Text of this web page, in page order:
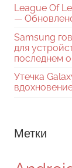
League Of
— Обновлено
Samsung
для
последнем
Утечка
Метки